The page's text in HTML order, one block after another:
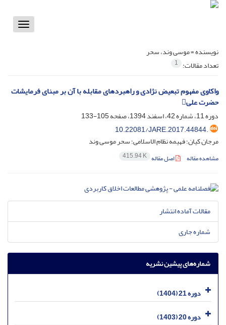
Toggle
نویسنده =موسی وند، سحر
تعداد مقالات: 1
واکاوی مفهوم تبعیض نژادی و راهبردهای مقابله با آن بر مبنای فرمایشات
حضرت علی
دوره 11، شماره 42، اسفند 1394، صفحه
105-133
10.22081/JARE.2017.44844.
مرجان کیان؛ فهیمه نظام الاسلامی؛ سحر موسی وند
مشاهده مقاله اصل مقاله 415.94 K
مقالات آماده انتشار
شماره جاری
شماره‌های پیشین نشریه
دوره 21 (1404)
دوره 20 (1403)